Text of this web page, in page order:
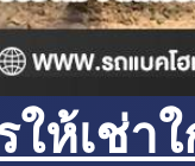
ห้เช่า